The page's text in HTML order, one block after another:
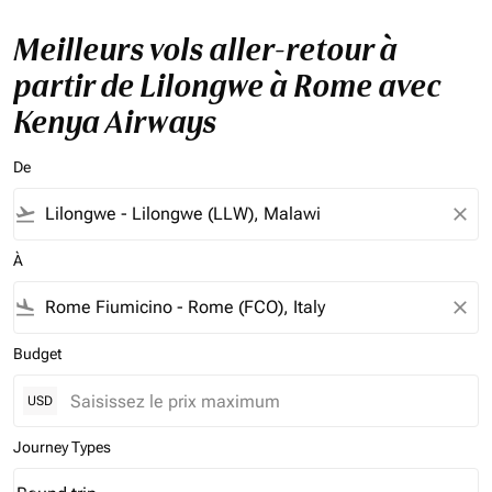
Meilleurs vols aller-retour à
partir de Lilongwe à Rome avec
Kenya Airways
De
flight_takeoff close
À
flight_land close
Budget
USD
Journey Types